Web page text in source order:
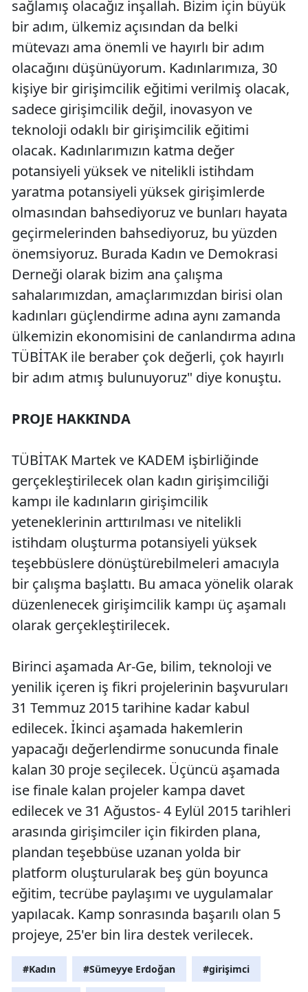
sağlamış olacağız inşallah. Bizim için büyük
bir adım, ülkemiz açısından da belki
mütevazı ama önemli ve hayırlı bir adım
olacağını düşünüyorum. Kadınlarımıza, 30
kişiye bir girişimcilik eğitimi verilmiş olacak,
sadece girişimcilik değil, inovasyon ve
teknoloji odaklı bir girişimcilik eğitimi
olacak. Kadınlarımızın katma değer
potansiyeli yüksek ve nitelikli istihdam
yaratma potansiyeli yüksek girişimlerde
olmasından bahsediyoruz ve bunları hayata
geçirmelerinden bahsediyoruz, bu yüzden
önemsiyoruz. Burada Kadın ve Demokrasi
Derneği olarak bizim ana çalışma
sahalarımızdan, amaçlarımızdan birisi olan
kadınları güçlendirme adına aynı zamanda
ülkemizin ekonomisini de canlandırma adına
TÜBİTAK ile beraber çok değerli, çok hayırlı
bir adım atmış bulunuyoruz" diye konuştu.
PROJE HAKKINDA
TÜBİTAK Martek ve KADEM işbirliğinde
gerçekleştirilecek olan kadın girişimciliği
kampı ile kadınların girişimcilik
yeteneklerinin arttırılması ve nitelikli
istihdam oluşturma potansiyeli yüksek
teşebbüslere dönüştürebilmeleri amacıyla
bir çalışma başlattı. Bu amaca yönelik olarak
düzenlenecek girişimcilik kampı üç aşamalı
olarak gerçekleştirilecek.
Birinci aşamada Ar-Ge, bilim, teknoloji ve
yenilik içeren iş fikri projelerinin başvuruları
31 Temmuz 2015 tarihine kadar kabul
edilecek. İkinci aşamada hakemlerin
yapacağı değerlendirme sonucunda finale
kalan 30 proje seçilecek. Üçüncü aşamada
ise finale kalan projeler kampa davet
edilecek ve 31 Ağustos- 4 Eylül 2015 tarihleri
arasında girişimciler için fikirden plana,
plandan teşebbüse uzanan yolda bir
platform oluşturularak beş gün boyunca
eğitim, tecrübe paylaşımı ve uygulamalar
yapılacak. Kamp sonrasında başarılı olan 5
projeye, 25'er bin lira destek verilecek.
#Kadın #Sümeyye Erdoğan #girişimci